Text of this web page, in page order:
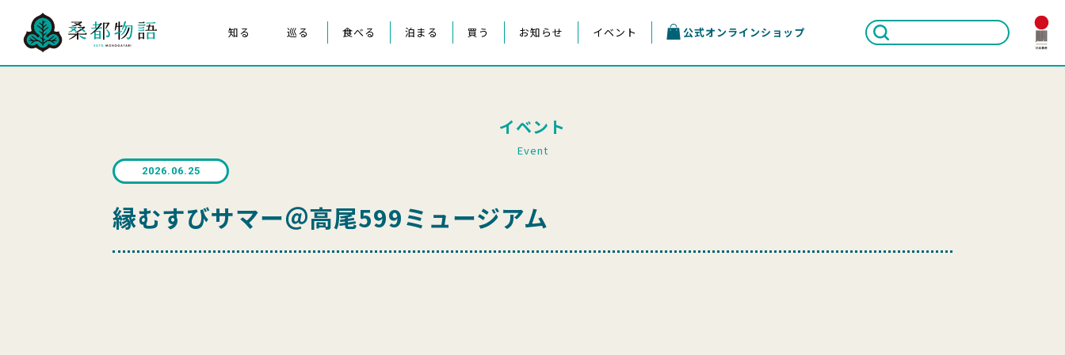
知る
桑都物語について
クイズ de ポスター
巡る
八王子まつり
食べる 泊まる 買う お知らせ イベント 公式オンラインショップ
イベント
Event
2026.06.25
縁むすびサマー＠高尾599ミュージアム